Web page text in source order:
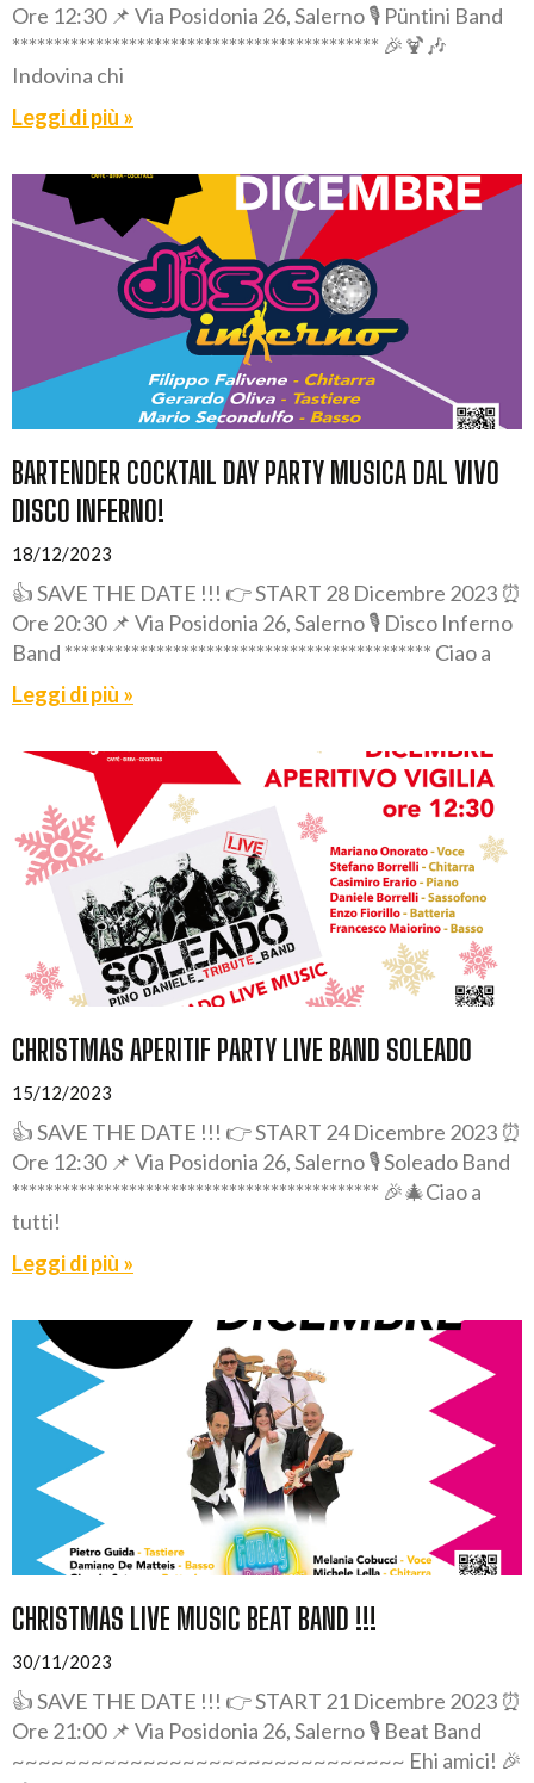
Ore 12:30 📌 Via Posidonia 26, Salerno 🎙️ Püntini Band
******************************************** 🎉🍹🎶
Indovina chi
Leggi di più »
BARTENDER COCKTAIL DAY PARTY MUSICA DAL VIVO
DISCO INFERNO!
18/12/2023
👍 SAVE THE DATE !!! 👉 START 28 Dicembre 2023 ⏰
Ore 20:30 📌 Via Posidonia 26, Salerno 🎙️ Disco Inferno
Band ******************************************** Ciao a
Leggi di più »
CHRISTMAS APERITIF PARTY LIVE BAND SOLEADO
15/12/2023
👍 SAVE THE DATE !!! 👉 START 24 Dicembre 2023 ⏰
Ore 12:30 📌 Via Posidonia 26, Salerno 🎙️ Soleado Band
******************************************** 🎉🎄Ciao a
tutti!
Leggi di più »
CHRISTMAS LIVE MUSIC BEAT BAND !!!
30/11/2023
👍 SAVE THE DATE !!! 👉 START 21 Dicembre 2023 ⏰
Ore 21:00 📌 Via Posidonia 26, Salerno 🎙️ Beat Band
~~~~~~~~~~~~~~~~~~~~~~~~~~~~~~ Ehi amici! 🎉